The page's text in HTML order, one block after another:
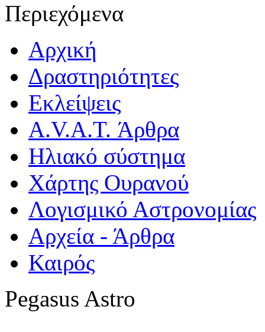
Περιεχόμενα
Αρχική
Δραστηριότητες
Εκλείψεις
A.V.A.T. Άρθρα
Ηλιακό σύστημα
Χάρτης Ουρανού
Λογισμικό Αστρoνομίας
Αρχεία - Άρθρα
Καιρός
Pegasus Astro